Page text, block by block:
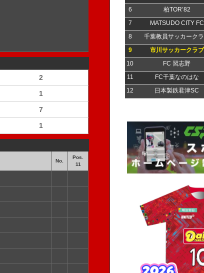
2
1
7
1
No.
Pos.
11
6 柏TOR’82
7 MATSUDO CITY FC
8 千葉教員サッカーク
9 市川サッカークラブ
10 FC 習志野
11 FC千葉なのはな
12 日本製鉄君津SC